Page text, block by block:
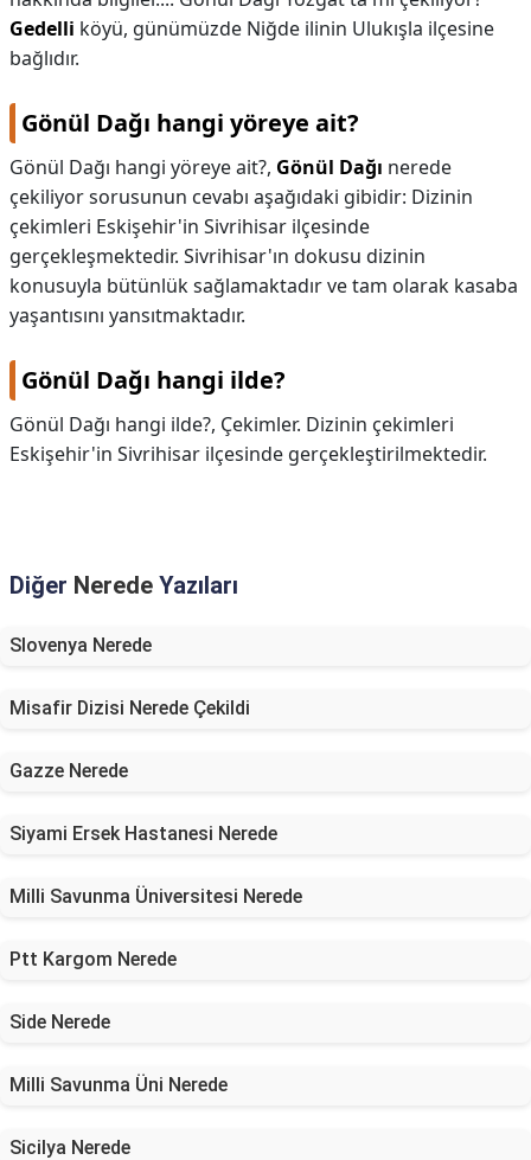
Gedelli köyü, günümüzde Niğde ilinin Ulukışla ilçesine
bağlıdır.
Gönül Dağı hangi yöreye ait?
Gönül Dağı hangi yöreye ait?, Gönül Dağı nerede
çekiliyor sorusunun cevabı aşağıdaki gibidir: Dizinin
çekimleri Eskişehir'in Sivrihisar ilçesinde
gerçekleşmektedir. Sivrihisar'ın dokusu dizinin
konusuyla bütünlük sağlamaktadır ve tam olarak kasaba
yaşantısını yansıtmaktadır.
Gönül Dağı hangi ilde?
Gönül Dağı hangi ilde?, Çekimler. Dizinin çekimleri
Eskişehir'in Sivrihisar ilçesinde gerçekleştirilmektedir.
Diğer Nerede Yazıları
Slovenya Nerede
Misafir Dizisi Nerede Çekildi
Gazze Nerede
Siyami Ersek Hastanesi Nerede
Milli Savunma Üniversitesi Nerede
Ptt Kargom Nerede
Side Nerede
Milli Savunma Üni Nerede
Sicilya Nerede